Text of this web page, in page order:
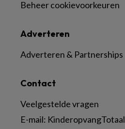
Contact
Veelgestelde vragen
E-mail: KinderopvangTotaal
Adverteren
Adverteren & Partnerships
Beheer cookievoorkeuren